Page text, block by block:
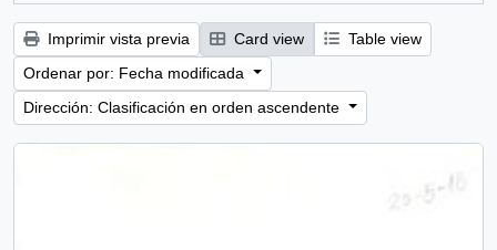
Imprimir vista previa Card view
Table view
Ordenar por: Fecha modificada
Dirección: Clasificación en orden ascendente